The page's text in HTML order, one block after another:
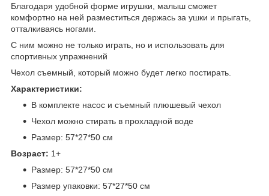
Благодаря удобной форме игрушки, малыш сможет
комфортно на ней разместиться держась за ушки и прыгать,
отталкиваясь ногами.
С ним можно не только играть, но и использовать для
спортивных упражнений
Чехол съемный, который можно будет легко постирать.
Характеристики:
В комплекте насос и съемный плюшевый чехол
Чехол можно стирать в прохладной воде
Размер: 57*27*50 см
Возраст: 1+
Размер: 57*27*50 см
Размер упаковки: 57*27*50 см